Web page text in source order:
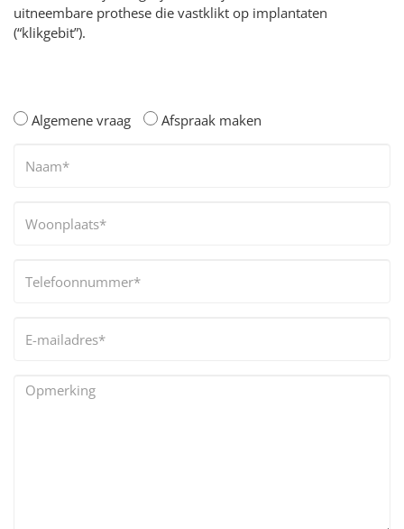
uitneembare prothese die vastklikt op implantaten
(“klikgebit”).
Algemene vraag Afspraak maken